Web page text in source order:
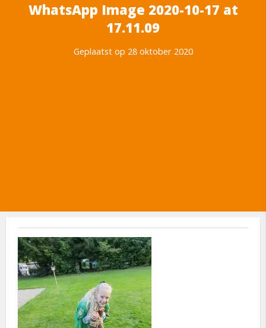
WhatsApp Image 2020-10-17 at
17.11.09
Geplaatst op 28 oktober 2020